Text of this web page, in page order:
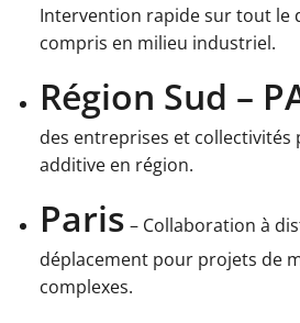
Intervention rapide sur tout le
compris en milieu industriel.
Région Sud –
des entreprises et
additive en région.
Paris – Collaboration à
déplacement pour projets de
complexes.